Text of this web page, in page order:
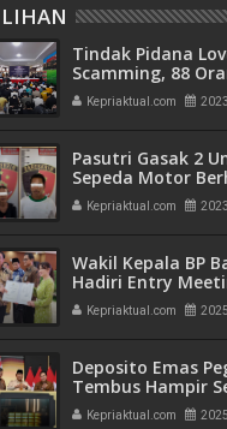
Tindak Pidana
Scamming, 88
Pelaku Ditangkap
Kepri dan Polisi
Kepriaktual.com
Pasutri Gasak 2
Sepeda Motor
Ringkus Polisi
Kepriaktual.com
Wakil Kepala BP
Hadiri Entry
Komitmen
Pengelolaan
Akuntabel
Kepriaktual.com
Deposito Emas
Tembus Hampir
Ton, Sehari
Kepriaktual.com